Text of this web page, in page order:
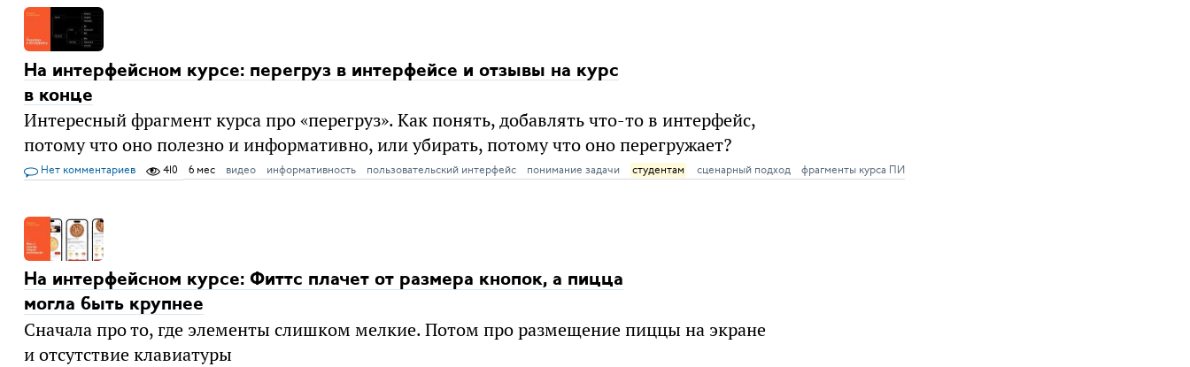
На интерфейсном курсе: перегруз в интерфейсе и отзывы на курс
в конце
Интересный фрагмент курса про «перегруз». Как понять, добавлять что-то в интерфейс,
потому что оно полезно и информативно, или убирать, потому что оно перегружает?
Нет комментариев 410 6 мес видео информативность пользовательский интерфейс понимание задачи студентам сценарный подход фрагменты курса ПИ
На интерфейсном курсе: Фиттс плачет от размера кнопок, а пицца
могла быть крупнее
Сначала про то, где элементы слишком мелкие. Потом про размещение пиццы на экране
и отсутствие клавиатуры